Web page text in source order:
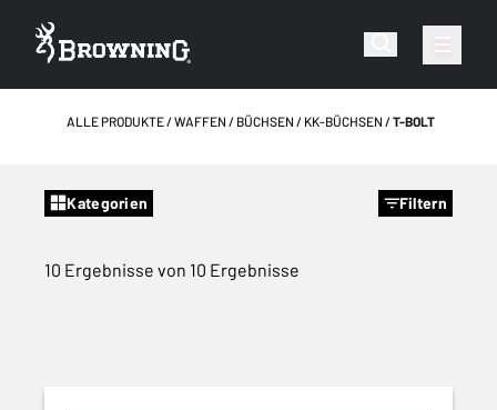
ALLE PRODUKTE WAFFEN BÜCHSEN KK-BÜCHSEN T-BOLT
Kategorien Filtern
10 Ergebnisse von 10 Ergebnisse